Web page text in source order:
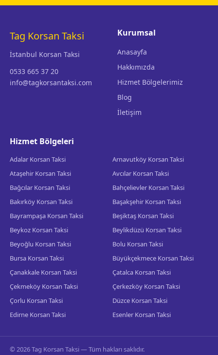
Tag Korsan Taksi
İstanbul Korsan Taksi
0533 665 37 20
info@tagkorsantaksi.com
Kurumsal
Anasayfa
Hakkımızda
Hizmet Bölgelerimiz
Blog
İletişim
Hizmet Bölgeleri
Adalar Korsan Taksi
Arnavutköy Korsan Taksi
Ataşehir Korsan Taksi
Avcılar Korsan Taksi
Bağcılar Korsan Taksi
Bahçelievler Korsan Taksi
Bakırköy Korsan Taksi
Başakşehir Korsan Taksi
Bayrampaşa Korsan Taksi
Beşiktaş Korsan Taksi
Beykoz Korsan Taksi
Beylikdüzü Korsan Taksi
Beyoğlu Korsan Taksi
Bolu Korsan Taksi
Bursa Korsan Taksi
Büyükçekmece Korsan Taksi
Çanakkale Korsan Taksi
Çatalca Korsan Taksi
Çekmeköy Korsan Taksi
Çerkezköy Korsan Taksi
Çorlu Korsan Taksi
Düzce Korsan Taksi
Edirne Korsan Taksi
Esenler Korsan Taksi
© 2026 Tag Korsan Taksi — Tüm hakları saklıdır.